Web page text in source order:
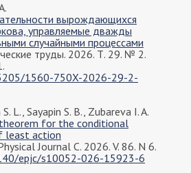
вырождающихся
управляемые дважды
случайными процессами
труды. 2026. Т. 29. № 2.
1560-750X-2026-29-2-
L., Sayapin S. B., Zubareva I. A.
theorem for the conditional
least action
Journal C. 2026. V. 86. N 6.
epjc/s10052-026-15923-6